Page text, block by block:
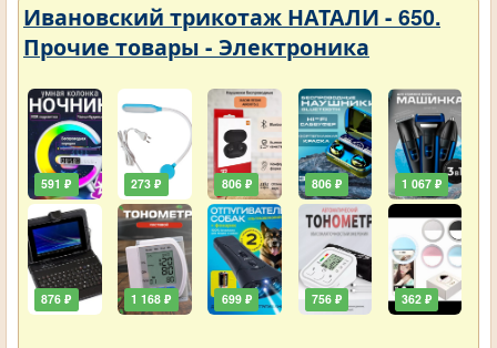
Ивановский трикотаж НАТАЛИ - 650.
Прочие товары - Электроника
591 ₽
876 ₽
273 ₽
1 168 ₽
806 ₽
699 ₽
806 ₽
756 ₽
1 067 ₽
362 ₽